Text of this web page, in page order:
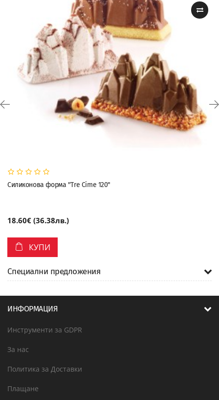
Силиконова форма "Tre Cime 120"
18.60€ (36.38лв.)
КУПИ
Специални предложения
ИНФОРМАЦИЯ
Инструменти за GDPR
За нас
Политика за Доставки
Плащане